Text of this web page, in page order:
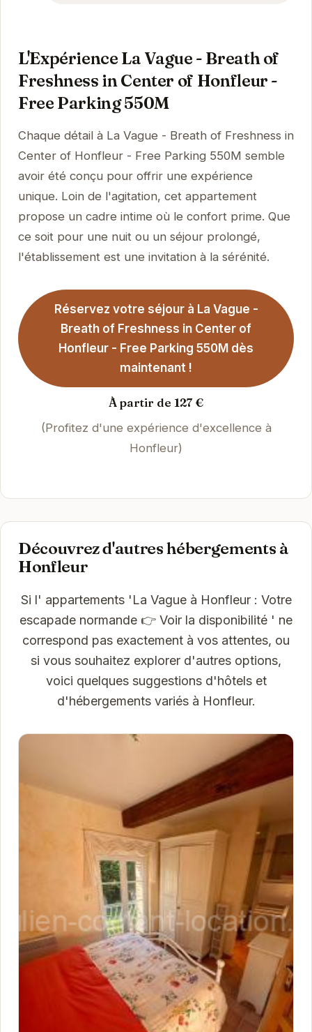
L'Expérience La Vague - Breath of
Freshness in Center of Honfleur -
Free Parking 550M
Chaque détail à La Vague - Breath of Freshness in
Center of Honfleur - Free Parking 550M semble
avoir été conçu pour offrir une expérience
unique. Loin de l'agitation, cet appartement
propose un cadre intime où le confort prime. Que
ce soit pour une nuit ou un séjour prolongé,
l'établissement est une invitation à la sérénité.
Réservez votre séjour à La Vague -
Breath of Freshness in Center of
Honfleur - Free Parking 550M dès
maintenant !
À partir de 127 €
(Profitez d'une expérience d'excellence à
Honfleur)
Découvrez d'autres hébergements à
Honfleur
Si l' appartements 'La Vague à Honfleur : Votre
escapade normande 👉 Voir la disponibilité ' ne
correspond pas exactement à vos attentes, ou
si vous souhaitez explorer d'autres options,
voici quelques suggestions d'hôtels et
d'hébergements variés à Honfleur.